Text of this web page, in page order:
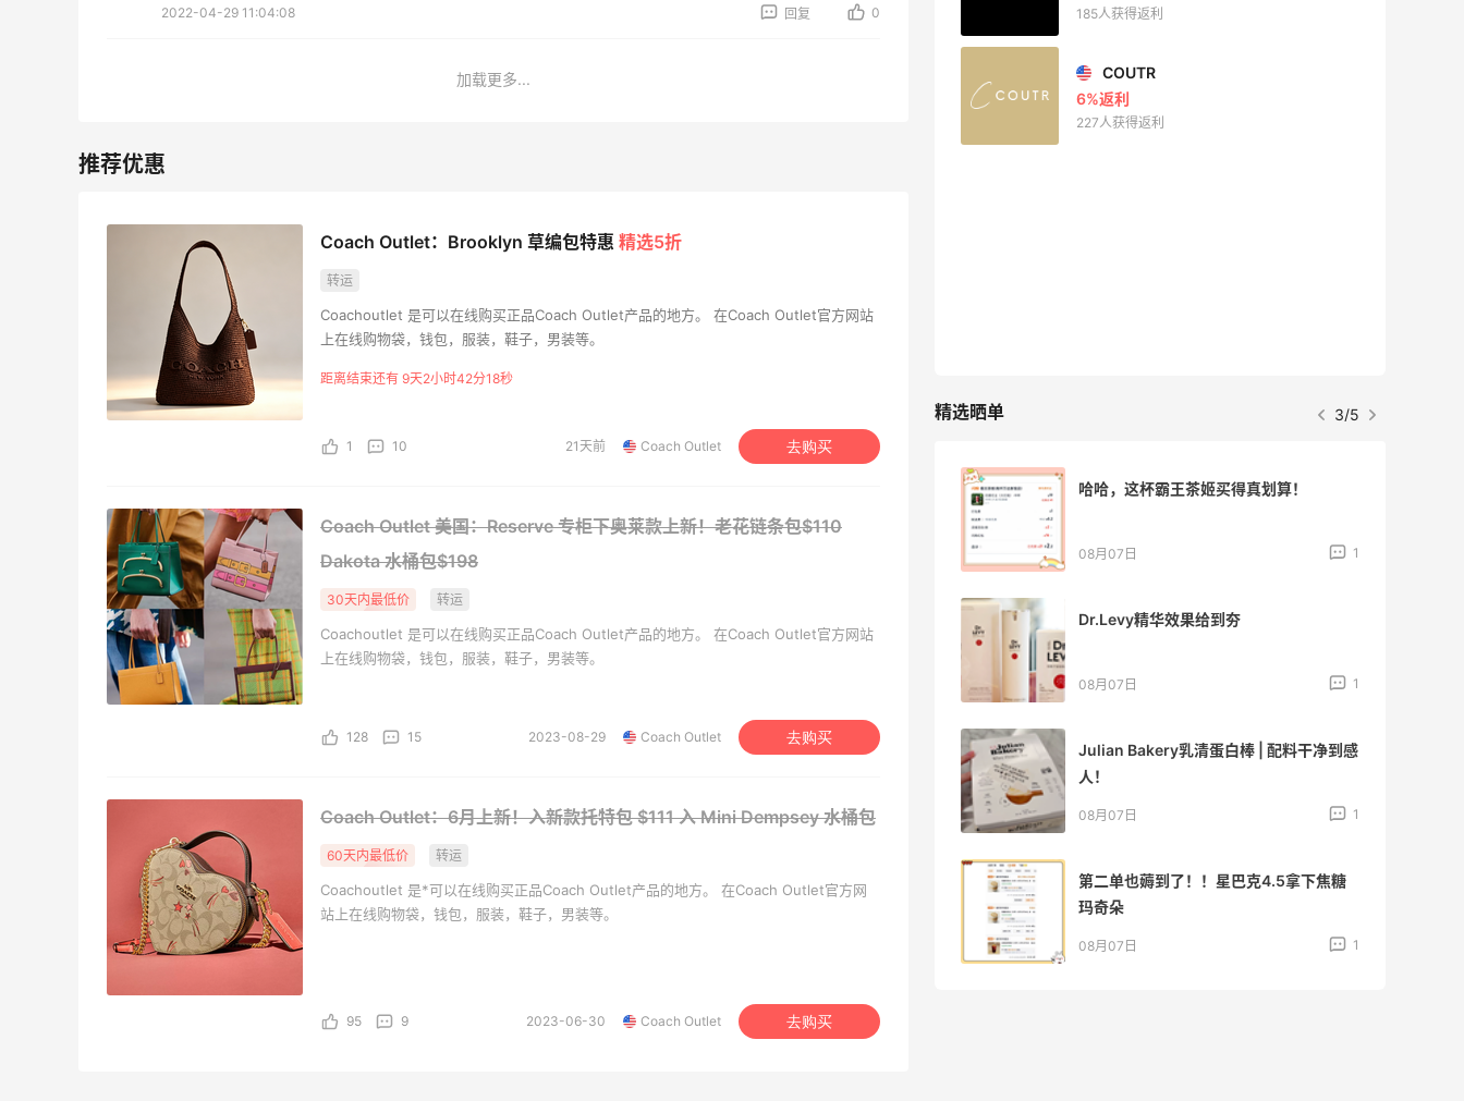
2022-04-29 11:04:08 回复 0
加载更多...
Coach Outlet：Brooklyn 草编包特惠 精选5折
转运
Coachoutlet 是可以在线购买正品Coach Outlet产品的地方。 在Coach Outlet官方网站
上在线购物袋，钱包，服装，鞋子，男装等。
距离结束还有 9天2小时42分17秒
1 10 21天前 Coach Outlet 去购买
Coach Outlet 美国：Reserve 专柜下奥莱款上新！老花链条包$110
Dakota 水桶包$198
30天内最低价 转运
Coachoutlet 是可以在线购买正品Coach Outlet产品的地方。 在Coach Outlet官方网站
上在线购物袋，钱包，服装，鞋子，男装等。
128 15 2023-08-29 Coach Outlet 去购买
Coach Outlet：6月上新！入新款托特包$111 入 Mini Dempsey 水桶包
60天内最低价 转运
Coachoutlet 是*可以在线购买正品Coach Outlet产品的地方。 在Coach Outlet官方网
站上在线购物袋，钱包，服装，鞋子，男装等。
95 9 2023-06-30 Coach Outlet 去购买
6028人成功下单
Matte Collection
最高3%返利
510人获得返利
285人获得返利
6%返利
185人获得返利
COUTR
6%返利
227人获得返利
精选晒单 3/5
呀
08月07日 1
山缓缓火锅，锅底够味，牛肉实在
08月07日
可莎蜜儿的恰巴塔，味道有点怪怪的
1
羊毛薅的实在有点多～积攒的最后一篇羊
毛贴啦
08月07日
乳、安睡裤等等
膜+2片眼膜
京东薅面膜太爽啦～每天都可以收货面膜
08月07日
Origins悦木之源美网海淘攻略，Origins
哈哈，这杯霸王茶姬买得真划算！
08月07日 1
Dr.Levy精华效果给到夯
08月07日 1
Julian Bakery乳清蛋白棒 | 配料干净到感
人！
08月07日 1
第二单也薅到了！！星巴克4.5拿下焦糖
玛奇朵
08月07日 1